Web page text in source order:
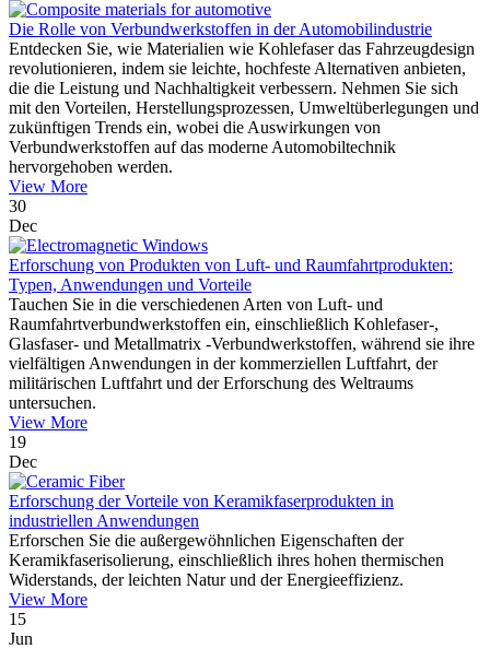
Die Rolle von Verbundwerkstoffen in der Automobilindustrie
Entdecken Sie, wie Materialien wie Kohlefaser das Fahrzeugdesign
revolutionieren, indem sie leichte, hochfeste Alternativen anbieten,
die die Leistung und Nachhaltigkeit verbessern. Nehmen Sie sich
mit den Vorteilen, Herstellungsprozessen, Umweltüberlegungen und
zukünftigen Trends ein, wobei die Auswirkungen von
Verbundwerkstoffen auf das moderne Automobiltechnik
hervorgehoben werden.
View More
30
Dec
Erforschung von Produkten von Luft- und Raumfahrtprodukten:
Typen, Anwendungen und Vorteile
Tauchen Sie in die verschiedenen Arten von Luft- und
Raumfahrtverbundwerkstoffen ein, einschließlich Kohlefaser-,
Glasfaser- und Metallmatrix -Verbundwerkstoffen, während sie ihre
vielfältigen Anwendungen in der kommerziellen Luftfahrt, der
militärischen Luftfahrt und der Erforschung des Weltraums
untersuchen.
View More
19
Dec
Erforschung der Vorteile von Keramikfaserprodukten in
industriellen Anwendungen
Erforschen Sie die außergewöhnlichen Eigenschaften der
Keramikfaserisolierung, einschließlich ihres hohen thermischen
Widerstands, der leichten Natur und der Energieeffizienz.
View More
15
Jun